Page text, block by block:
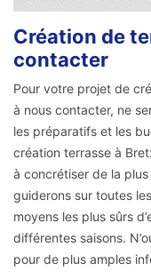
Création de
contacter
Pour votre projet de
à nous contacter, ne
les préparatifs et les
création terrasse à
à concrétiser de la
guiderons sur toutes
moyens les plus sûrs
différentes saisons.
pour de plus amples